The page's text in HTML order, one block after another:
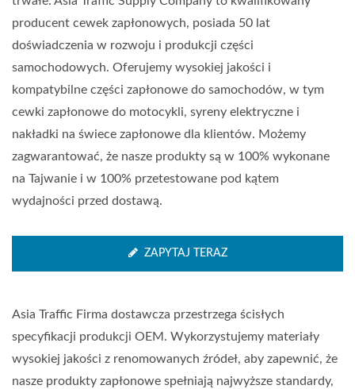
producent cewek zapłonowych, posiada 50 lat
doświadczenia w rozwoju i produkcji części
samochodowych. Oferujemy wysokiej jakości i
kompatybilne części zapłonowe do samochodów, w tym
cewki zapłonowe do motocykli, syreny elektryczne i
nakładki na świece zapłonowe dla klientów. Możemy
zagwarantować, że nasze produkty są w 100% wykonane
na Tajwanie i w 100% przetestowane pod kątem
wydajności przed dostawą.
ZAPYTAJ TERAZ
Asia Traffic Firma dostawcza przestrzega ścisłych
specyfikacji produkcji OEM. Wykorzystujemy materiały
wysokiej jakości z renomowanych źródeł, aby zapewnić, że
nasze produkty zapłonowe spełniają najwyższe standardy,